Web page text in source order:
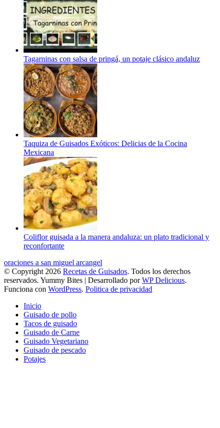
Tagarninas con salsa de pringá, un potaje clásico andaluz
Taquiza de Guisados Exóticos: Delicias de la Cocina
Mexicana
Coliflor guisada a la manera andaluza: un plato tradicional y
reconfortante
oraciones a san miguel arcangel
© Copyright 2026 Recetas de Guisados. Todos los derechos
reservados. Yummy Bites | Desarrollado porWP Delicious.
Funciona con WordPress. Politica de privacidad
Inicio
Guisado de pollo
Tacos de guisado
Guisado de Carne
Guisado Vegetariano
Guisado de pescado
Potajes